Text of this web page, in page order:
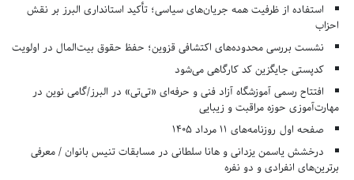
استفاده از ظرفیت همه جریان‌های سیاسی؛ تأکید استانداری البرز بر نقش
احزاب
نشست بررسی محدوده‌های اکتشافی قزوین؛ حفظ حقوق بیت‌المال در اولویت
کدپستی جایگزین کد کارگاهی می‌شود
افتتاح رسمی آموزشگاه آزاد فنی و حرفه‌ای «تی‌تی» در البرز/گامی نوین در
مهارت‌آموزی حوزه مراقبت و زیبایی
صفحه اول روزنامه‌های 11 مرداد 1405
درخشش یاسمن یزدانی و هانا سلطانی در مسابقات تنیس بانوان / معرفی
برترین‌های انفرادی و دو نفره